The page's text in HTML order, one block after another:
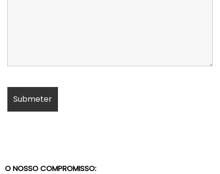
O NOSSO COMPROMISSO: